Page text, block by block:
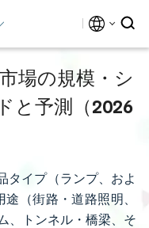
場の規模・シ
と予測（2026
タイプ（ランプ、およ
（街路・道路照明、
、トンネル・橋梁、そ